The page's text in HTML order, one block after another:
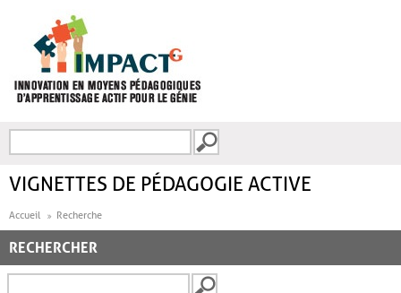
FORMULAIRE DE
VIGNETTES DE PÉDAGOGIE ACTIVE
Accueil Recherche
RECHERCHER